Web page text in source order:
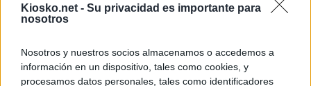
Kiosko.net - Su privacidad es importante para
nosotros
Nosotros y nuestros socios almacenamos o accedemos a
información en un dispositivo, tales como cookies, y
procesamos datos personales, tales como identificadores